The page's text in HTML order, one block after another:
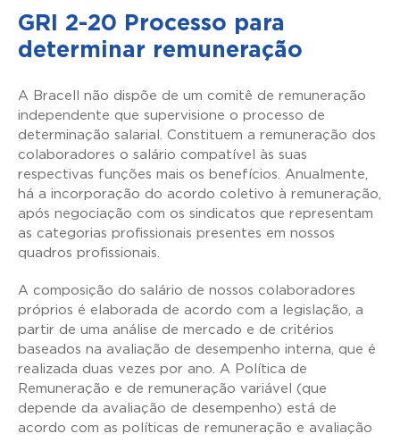
GRI 2-20 Processo para
determinar remuneração
A Bracell não dispõe de um comitê de remuneração
independente que supervisione o processo de
determinação salarial. Constituem a remuneração dos
colaboradores o salário compatível às suas
respectivas funções mais os benefícios. Anualmente,
há a incorporação do acordo coletivo à remuneração,
após negociação com os sindicatos que representam
as categorias profissionais presentes em nossos
quadros profissionais.
A composição do salário de nossos colaboradores
próprios é elaborada de acordo com a legislação, a
partir de uma análise de mercado e de critérios
baseados na avaliação de desempenho interna, que é
realizada duas vezes por ano. A Política de
Remuneração e de remuneração variável (que
depende da avaliação de desempenho) está de
acordo com as políticas de remuneração e avaliação